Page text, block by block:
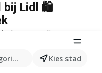
producten...
Kies stad
bij Lidl 🛍️
voor die term.
Lidl
Mango